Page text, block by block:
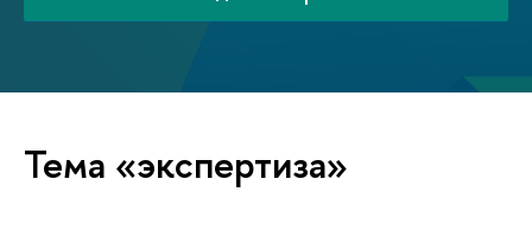
Тема «экспертиза»